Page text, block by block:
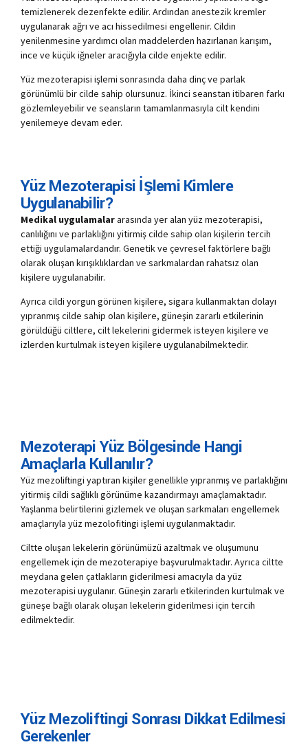
temizlenerek dezenfekte edilir. Ardından anestezik kremler
uygulanarak ağrı ve acı hissedilmesi engellenir. Cildin
yenilenmesine yardımcı olan maddelerden hazırlanan karışım,
ince ve küçük iğneler aracığıyla cilde enjekte edilir.
Yüz mezoterapisi işlemi sonrasında daha dinç ve parlak
görünümlü bir cilde sahip olursunuz. İkinci seanstan itibaren farkı
gözlemleyebilir ve seansların tamamlanmasıyla cilt kendini
yenilemeye devam eder.
Yüz Mezoterapisi İşlemi Kimlere
Uygulanabilir?
Medikal uygulamalararasında yer alan yüz mezoterapisi,
canlılığını ve parlaklığını yitirmiş cilde sahip olan kişilerin tercih
ettiği uygulamalardandır. Genetik ve çevresel faktörlere bağlı
olarak oluşan kırışıklıklardan ve sarkmalardan rahatsız olan
kişilere uygulanabilir.
Ayrıca cildi yorgun görünen kişilere, sigara kullanmaktan dolayı
yıpranmış cilde sahip olan kişilere, güneşin zararlı etkilerinin
görüldüğü ciltlere, cilt lekelerini gidermek isteyen kişilere ve
izlerden kurtulmak isteyen kişilere uygulanabilmektedir.
Mezoterapi Yüz Bölgesinde Hangi
Amaçlarla Kullanılır?
Yüz mezoliftingi yaptıran kişiler genellikle yıpranmış ve parlaklığını
yitirmiş cildi sağlıklı görünüme kazandırmayı amaçlamaktadır.
Yaşlanma belirtilerini gizlemek ve oluşan sarkmaları engellemek
amaçlarıyla yüz mezolofitingi işlemi uygulanmaktadır.
Ciltte oluşan lekelerin görünümüzü azaltmak ve oluşumunu
engellemek için de mezoterapiye başvurulmaktadır. Ayrıca ciltte
meydana gelen çatlakların giderilmesi amacıyla da yüz
mezoterapisi uygulanır. Güneşin zararlı etkilerinden kurtulmak ve
güneşe bağlı olarak oluşan lekelerin giderilmesi için tercih
edilmektedir.
Yüz Mezoliftingi Sonrası Dikkat Edilmesi
Gerekenler